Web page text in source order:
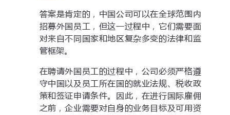
答案是肯定的，中国公司可以在全球范围内
招募外国员工，但这一过程中，它们需要面
对来自不同国家和地区复杂多变的法律和监
管框架。
在聘请外国员工的过程中，公司必须严格遵
守中国以及员工所在国的就业法规、税收政
策和签证申请条件。因此，在进行国际雇佣
之前，企业需要对自身的业务目标及可用资